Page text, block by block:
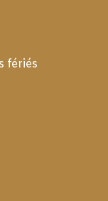
fériés